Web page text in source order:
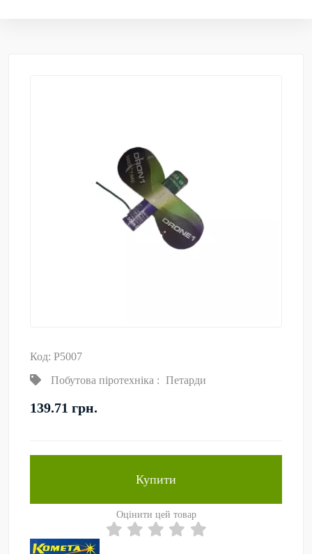
Код: P5007
Побутова піротехніка : Петарди
139.71 грн.
Купити
Оцінити цей товар